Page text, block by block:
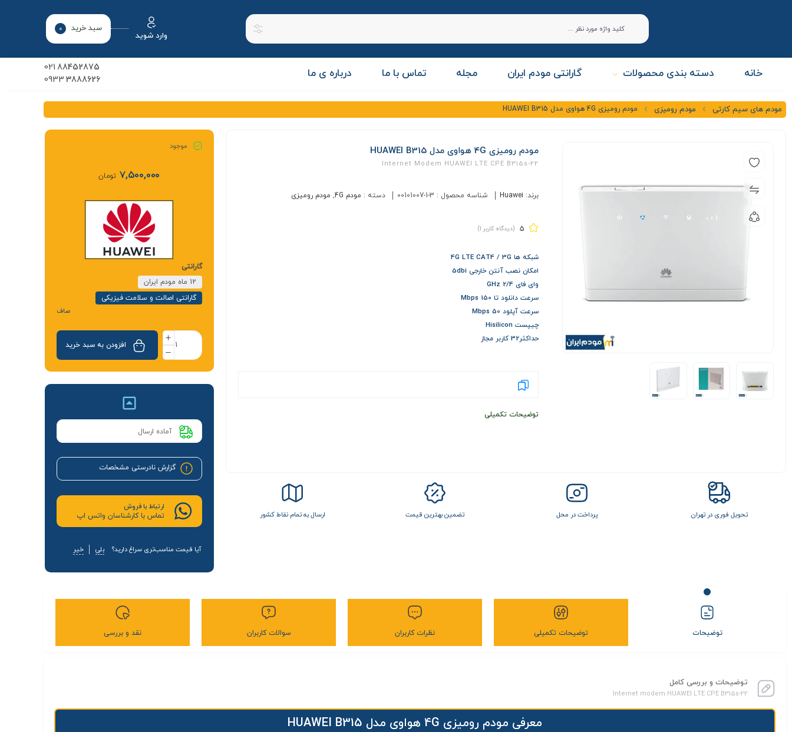
وارد شوید
سبد خرید 0
خانه دسته بندی محصولات گارانتی مودم ایران مجله تماس با ما درباره ی ما 88452875
021
3888626
0933
مودم های سیم کارتی مودم رومیزی مودم رومیزی 4G هواوی مدل HUAWEI B315
مودم رومیزی 4G هواوی مدل HUAWEI B315
Internet Modem HUAWEI LTE CPE B315s-22
برند: Huawei شناسه محصول : 00101007-1-3 دسته : مودم 4G , مودم رومیزی
5 (دیدگاه کاربر 1
)
شبکه ها 4G LTE CAT4 / 3G
امکان نصب آنتن خارجی 5dbi
وای فای 2/4 GHz
سرعت دانلود تا 150 Mbps
سرعت آپلود 50 Mbps
چیپست Hisilicon
حداکثر32 کاربر مجاز
توضیحات تکمیلی
تحویل فوری در تهران پرداخت در محل تضمین بهترین قیمت ارسال به تمام نقاط کشور
موجود
7,500,000 تومان
گارانتی
12 ماه مودم ایران
گارانتی اصالت و سلامت فیزیکی
صاف
افزودن به سبد خرید
آماده ارسال
گزارش نادرستی مشخصات
ارتباط با فروش
تماس با کارشناسان واتس اپ
آیا قیمت مناسب‌تری سراغ دارید؟ بلی خیر
توضیحات توضیحات تکمیلی نظرات کاربران سوالات کاربران نقد و بررسی
توضیحات و بررسی کامل
Internet modem HUAWEI LTE CPE B315s-22
معرفی مودم رومیزی 4G هواوی مدل HUAWEI B315